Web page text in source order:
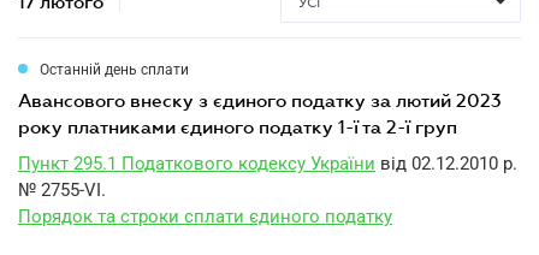
Останній день сплати
авансового внеску з єдиного податку за лютий 2023
року платниками єдиного податку 1-ї та 2-ї груп
Пункт 295.1 Податкового кодексу України від 02.12.2010 р.
№ 2755-VI.
Порядок та строки сплати єдиного податку